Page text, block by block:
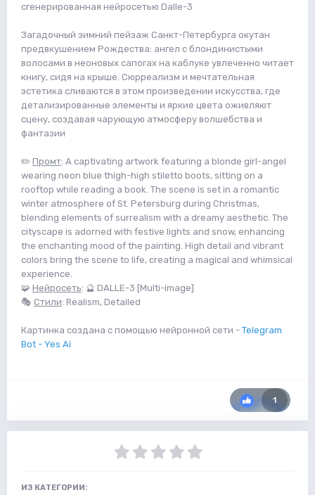
сгенерированная нейросетью Dalle-3
Загадочный зимний пейзаж Санкт-Петербурга окутан
предвкушением Рождества: ангел с блондинистыми
волосами в неоновых сапогах на каблуке увлеченно читает
книгу, сидя на крыше. Сюрреализм и мечтательная
эстетика сливаются в этом произведении искусства, где
детализированные элементы и яркие цвета оживляют
сцену, создавая чарующую атмосферу волшебства и
фантазии
✏️ Промт: A captivating artwork featuring a blonde girl-angel
wearing neon blue thigh-high stiletto boots, sitting on a
rooftop while reading a book. The scene is set in a romantic
winter atmosphere of St. Petersburg during Christmas,
blending elements of surrealism with a dreamy aesthetic. The
cityscape is adorned with festive lights and snow, enhancing
the enchanting mood of the painting. High detail and vibrant
colors bring the scene to life, creating a magical and whimsical
experience.
🧩 Нейросеть: 🔮 DALLE-3 [Multi-image]
🎭 Стили: Realism, Detailed
Картинка создана с помощью нейронной сети - Telegram
Bot - Yes Ai
1
ИЗ КАТЕГОРИИ: